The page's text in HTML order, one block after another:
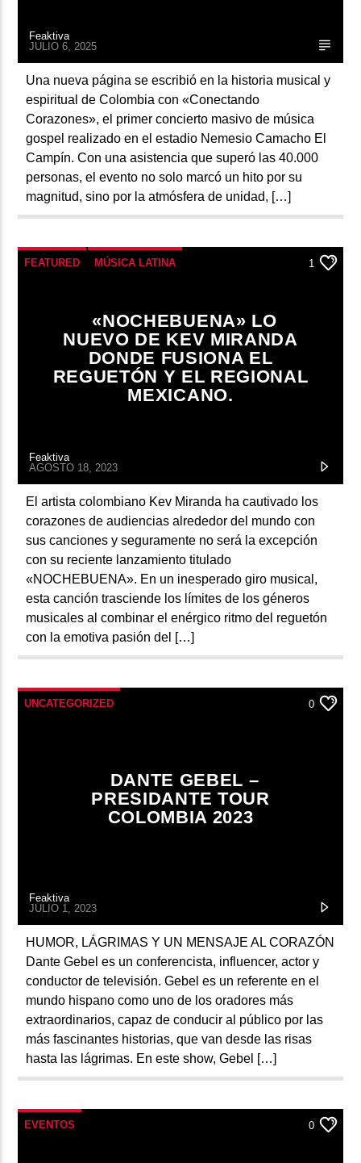
Feaktiva
JULIO 6, 2025
Una nueva página se escribió en la historia musical y
espiritual de Colombia con «Conectando
Corazones», el primer concierto masivo de música
gospel realizado en el estadio Nemesio Camacho El
Campín. Con una asistencia que superó las 40.000
personas, el evento no solo marcó un hito por su
magnitud, sino por la atmósfera de unidad, […]
FEATURED MÚSICA LATINA 1
«NOCHEBUENA» LO
NUEVO DE KEV MIRANDA
DONDE FUSIONA EL
REGUETÓN Y EL REGIONAL
MEXICANO.
Feaktiva
AGOSTO 18, 2023
El artista colombiano Kev Miranda ha cautivado los
corazones de audiencias alrededor del mundo con
sus canciones y seguramente no será la excepción
con su reciente lanzamiento titulado
«NOCHEBUENA». En un inesperado giro musical,
esta canción trasciende los límites de los géneros
musicales al combinar el enérgico ritmo del reguetón
con la emotiva pasión del […]
UNCATEGORIZED 0
DANTE GEBEL –
PRESIDANTE TOUR
COLOMBIA 2023
Feaktiva
JULIO 1, 2023
HUMOR, LÁGRIMAS Y UN MENSAJE AL CORAZÓN
Dante Gebel es un conferencista, influencer, actor y
conductor de televisión. Gebel es un referente en el
mundo hispano como uno de los oradores más
extraordinarios, capaz de conducir al público por las
más fascinantes historias, que van desde las risas
hasta las lágrimas. En este show, Gebel […]
EVENTOS 0